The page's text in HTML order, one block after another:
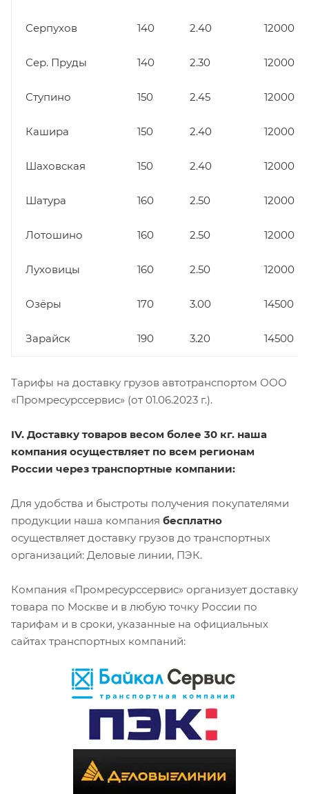
Серпухов 140 2.40 12000
Сер. Пруды 140 2.30 12000
Ступино 150 2.45 12000
Кашира 150 2.40 12000
Шаховская 150 2.40 12000
Шатура 160 2.50 12000
Лотошино 160 2.50 12000
Луховицы 160 2.50 12000
Озёры 170 3.00 14500
Зарайск 190 3.20 14500
Тарифы на доставку грузов автотранспортом ООО
«Промресурссервис» (от 01.06.2023 г.).
IV. Доставку товаров весом более 30 кг. наша
компания осуществляет по всем регионам
России через транспортные компании:
Для удобства и быстроты получения покупателями
продукции наша компания бесплатно
осуществляет доставку грузов до транспортных
организаций: Деловые линии, ПЭК.
Компания «Промресурссервис» организует доставку
товара по Москве и в любую точку России по
тарифам и в сроки, указанные на официальных
сайтах транспортных компаний: